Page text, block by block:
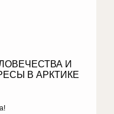
И
В АРКТИКЕ